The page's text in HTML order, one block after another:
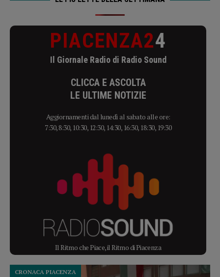
PIACENZA24
Il Giornale Radio di Radio Sound
CLICCA E ASCOLTA
LE ULTIME NOTIZIE
Aggiornamenti dal lunedì al sabato alle ore:
7:30, 8:30, 10:30, 12:30, 14:30, 16:30, 18:30, 19:30
Il Ritmo che Piace, il Ritmo di Piacenza
CRONACA PIACENZA